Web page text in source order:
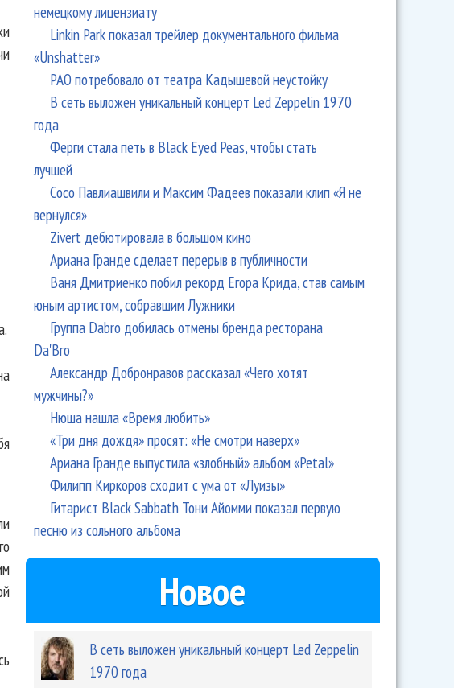
немецкому лицензиату
Linkin Park показал трейлер документального фильма
«Unshatter»
РАО потребовало от театра Кадышевой неустойку
В сеть выложен уникальный концерт Led Zeppelin 1970
года
Ферги стала петь в Black Eyed Peas, чтобы стать
лучшей
Сосо Павлиашвили и Максим Фадеев показали клип «Я не
вернулся»
Zivert дебютировала в большом кино
Ариана Гранде сделает перерыв в публичности
Ваня Дмитриенко побил рекорд Егора Крида, став самым
юным артистом, собравшим Лужники
Группа Dabro добилась отмены бренда ресторана
Da'Bro
Александр Добронравов рассказал «Чего хотят
мужчины?»
Нюша нашла «Время любить»
«Три дня дождя» просят: «Не смотри наверх»
Ариана Гранде выпустила «злобный» альбом «Petal»
Филипп Киркоров сходит с ума от «Луизы»
Гитарист Black Sabbath Тони Айомми показал первую
песню из сольного альбома
Новое
В сеть выложен уникальный концерт Led Zeppelin
1970 года